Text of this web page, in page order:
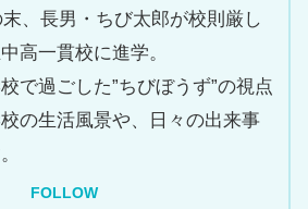
、長男・ちび太郎が校則厳し
高一貫校に進学。
で過ごした”ちびぼうず”の視点
の生活風景や、日々の出来事
FOLLOW